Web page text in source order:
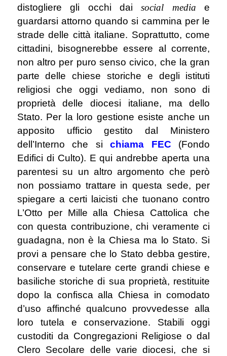
distogliere gli occhi daisocial media
e
guardarsi attorno quando si cammina per le
strade delle città italiane. Soprattutto, come
cittadini, bisognerebbe essere al corrente,
non altro per puro senso civico, che la gran
parte delle chiese storiche e degli istituti
religiosi che oggi vediamo, non sono di
proprietà delle diocesi italiane, ma dello
Stato. Per la loro gestione esiste anche un
apposito ufficio gestito dal Ministero
dell’Interno che sichiama FEC (Fondo
Edifici di Culto). E qui andrebbe aperta una
parentesi su un altro argomento che però
non possiamo trattare in questa sede, per
spiegare a certi laicisti che tuonano contro
L’Otto per Mille alla Chiesa Cattolica che
con questa contribuzione, chi veramente ci
guadagna, non è la Chiesa ma lo Stato. Si
provi a pensare che lo Stato debba gestire,
conservare e tutelare certe grandi chiese e
basiliche storiche di sua proprietà, restituite
dopo la confisca alla Chiesa in comodato
d’uso affinché qualcuno provvedesse alla
loro tutela e conservazione. Stabili oggi
custoditi da Congregazioni Religiose o dal
Clero Secolare delle varie diocesi, che si